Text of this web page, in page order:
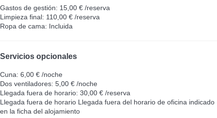
Gastos de gestión: 15,00 € /reserva
Limpieza final: 110,00 € /reserva
Ropa de cama: Incluida
Servicios opcionales
Cuna: 6,00 € /noche
Dos ventiladores: 5,00 € /noche
Llegada fuera de horario: 30,00 € /reserva
Llegada fuera de horario Llegada fuera del horario de oficina indicado
en la ficha del alojamiento